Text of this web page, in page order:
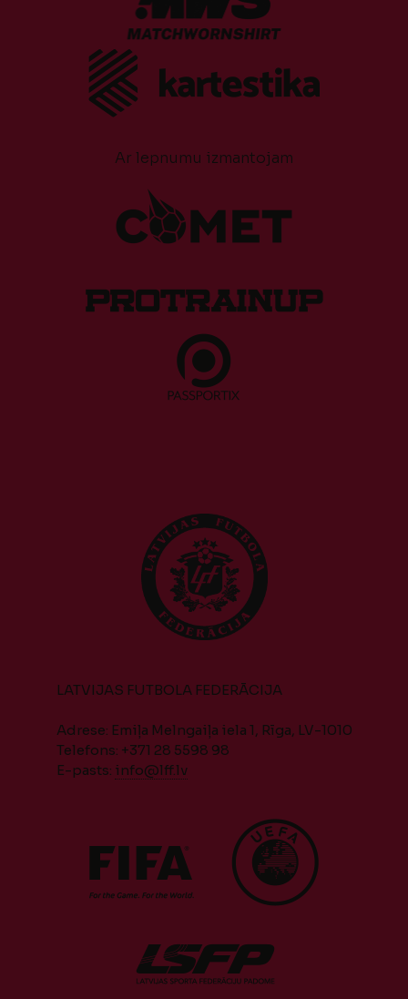
Ar lepnumu izmantojam
LATVIJAS FUTBOLA FEDERĀCIJA
Adrese: Emiļa Melngaiļa iela 1, Rīga, LV-1010
Telefons: +371 28 5598 98
E-pasts: info@lff.lv